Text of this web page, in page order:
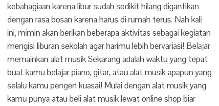
kebahagiaan karena libur sudah sedikit hilang digantikan
dengan rasa bosan karena harus di rumah terus. Nah kali
ini, mimin akan berikan beberapa aktivitas sebagai kegiatan
mengisi liburan sekolah agar harimu lebih bervariasi! Belajar
memainkan alat musik Sekarang adalah waktu yang tepat
buat kamu belajar piano, gitar, atau alat musik apapun yang
selalu kamu pengen kuasai! Mulai dengan alat musik yang
kamu punya atau beli alat musik lewat online shop biar